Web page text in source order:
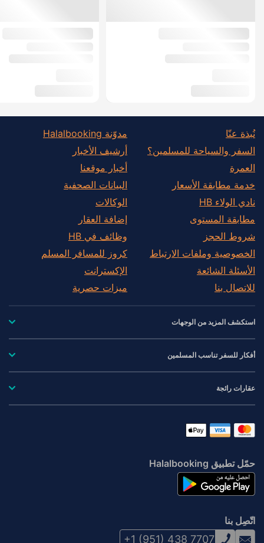
نُبذة عنّا
السفر والسياحة للمسلمين؟
العمرة
خدمة مطابقة الأسعار
نادي الولاء HB
مطابقة المستوى
شروط الحجز
الخصوصية وملفات الارتباط
الأسئلة الشائعة
للاتصال بنا
مدوّنة Halalbooking
أرشيف الأخبار
أخبار موقعنا
البيانات الصحفية
الوكالات
إضافة العقار
وظائف في HB
كروز للمسافر المسلم
الإكسترانت
ميزات حصرية
استكشف المزيد من الوجهات
أفكار للسفر تناسب المسلمين
عقارات رائجة
حمّل تطبيق Halalbooking
اتّصِل بنا
+1 (951) 438 7707